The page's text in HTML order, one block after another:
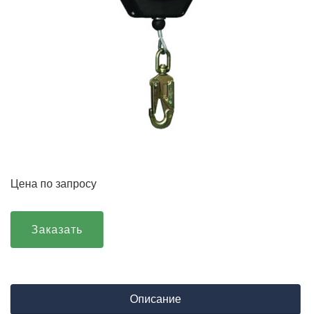
Цена по запросу
Заказать
Описание